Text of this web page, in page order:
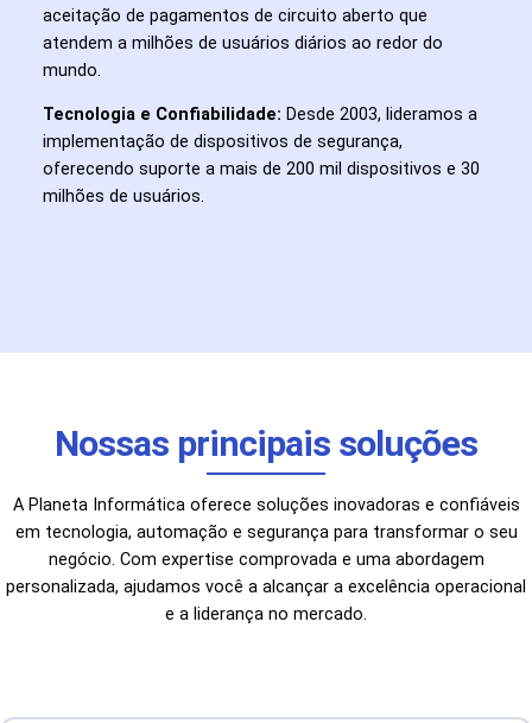
aceitação de pagamentos de circuito aberto que
atendem a milhões de usuários diários ao redor do
mundo.
Tecnologia e Confiabilidade: Desde 2003, lideramos a
implementação de dispositivos de segurança,
oferecendo suporte a mais de 200 mil dispositivos e 30
milhões de usuários.
Nossas principais soluções
A Planeta Informática oferece soluções inovadoras e confiáveis
em tecnologia, automação e segurança para transformar o seu
negócio. Com expertise comprovada e uma abordagem
personalizada, ajudamos você a alcançar a excelência operacional
e a liderança no mercado.